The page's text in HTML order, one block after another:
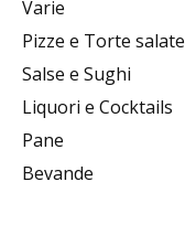
Varie
Pizze e Torte salate
Salse e Sughi
Liquori e Cocktails
Pane
Bevande